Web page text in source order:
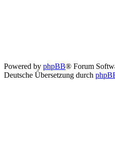
Powered by phpBB® Forum
Deutsche Übersetzung durch